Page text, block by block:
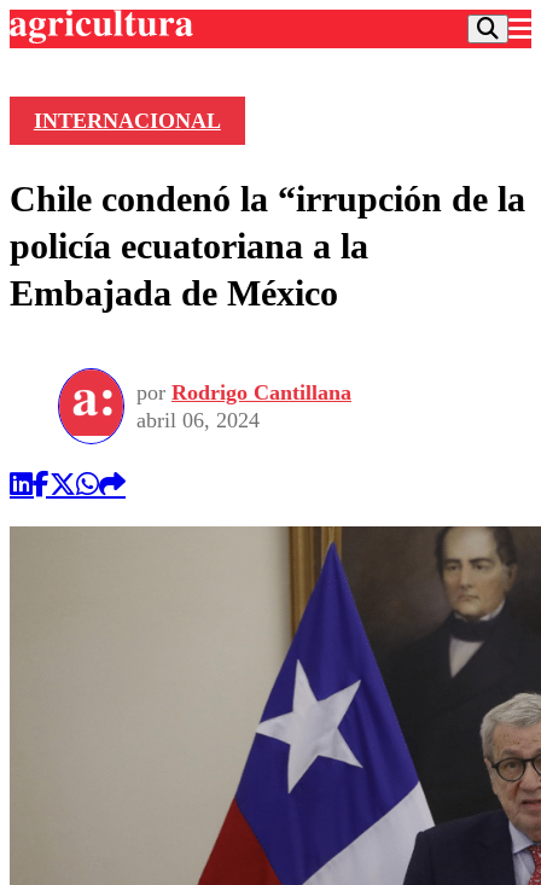
Frecuencias
Agricultura TV
Deportes
Colo Colo
Seleccion Chilena
Torneo Internacional
Universidad de Chile
Entretención
Economía
Internacional
Sustentabilidad
Publicaciones en medios
Opinión
INTERNACIONAL
Chile condenó la “irrupción de la
policía ecuatoriana a la
Embajada de México
por Rodrigo Cantillana
abril 06, 2024